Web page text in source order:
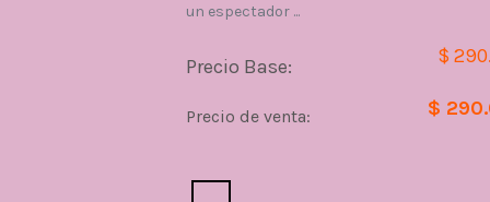
un espectador ...
Precio Base: $
Precio de venta: $